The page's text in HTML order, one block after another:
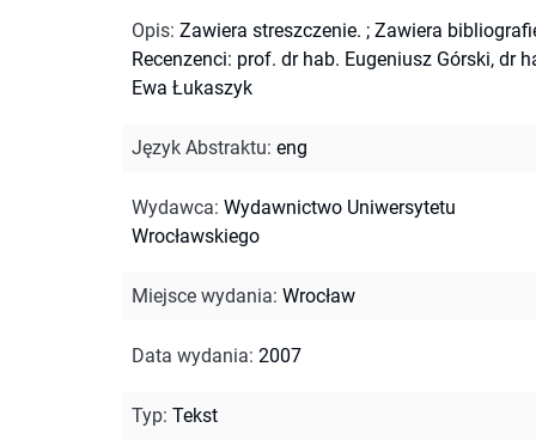
Opis: Zawiera streszczenie. ; Zawiera
Recenzenci: prof. dr hab. Eugeniusz Górski, dr
Ewa Łukaszyk
Język Abstraktu: eng
Wydawca: Wydawnictwo Uniwersytetu
Wrocławskiego
Miejsce wydania: Wrocław
Data wydania: 2007
Typ: Tekst